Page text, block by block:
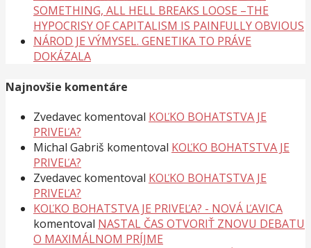
SOMETHING, ALL HELL BREAKS LOOSE –THE
HYPOCRISY OF CAPITALISM IS PAINFULLY OBVIOUS
NÁROD JE VÝMYSEL. GENETIKA TO PRÁVE
DOKÁZALA
Najnovšie komentáre
Zvedavec komentoval KOĽKO BOHATSTVA JE
PRIVEĽA?
Michal Gabriš komentoval KOĽKO BOHATSTVA JE
PRIVEĽA?
Zvedavec komentoval KOĽKO BOHATSTVA JE
PRIVEĽA?
KOĽKO BOHATSTVA JE PRIVEĽA? - NOVÁ ĽAVICA
komentoval NASTAL ČAS OTVORIŤ ZNOVU DEBATU
O MAXIMÁLNOM PRÍJME